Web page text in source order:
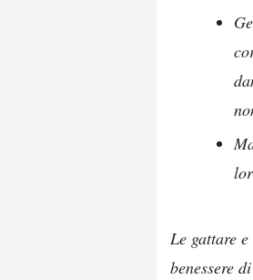
Le gattare
benessere